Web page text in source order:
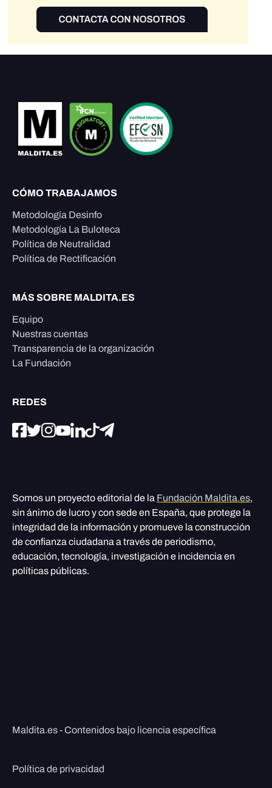
CÓMO TRABAJAMOS
Metodología Desinfo
Metodología La Buloteca
Política de Neutralidad
Política de Rectificación
MÁS SOBRE MALDITA.ES
Equipo
Nuestras cuentas
Transparencia de la organización
La Fundación
REDES
Somos un proyecto editorial de la Fundación Maldita.es,
sin ánimo de lucro y con sede en España, que protege la
integridad de la información y promueve la construcción
de confianza ciudadana a través de periodismo,
educación, tecnología, investigación e incidencia en
políticas públicas.
Maldita.es - Contenidos bajo licencia específica
Política de privacidad